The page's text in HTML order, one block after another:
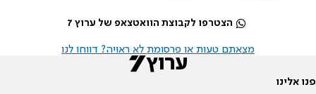
הצטרפו לקבוצת הוואטצאפ של ערוץ 7
מצאתם טעות או פרסומת לא ראויה? דווחו לנו
פנו אלינו